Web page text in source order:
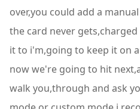
over,you could add a
the card never
it to i'm,going to keep it on
now we're going to hit
walk you,through and ask